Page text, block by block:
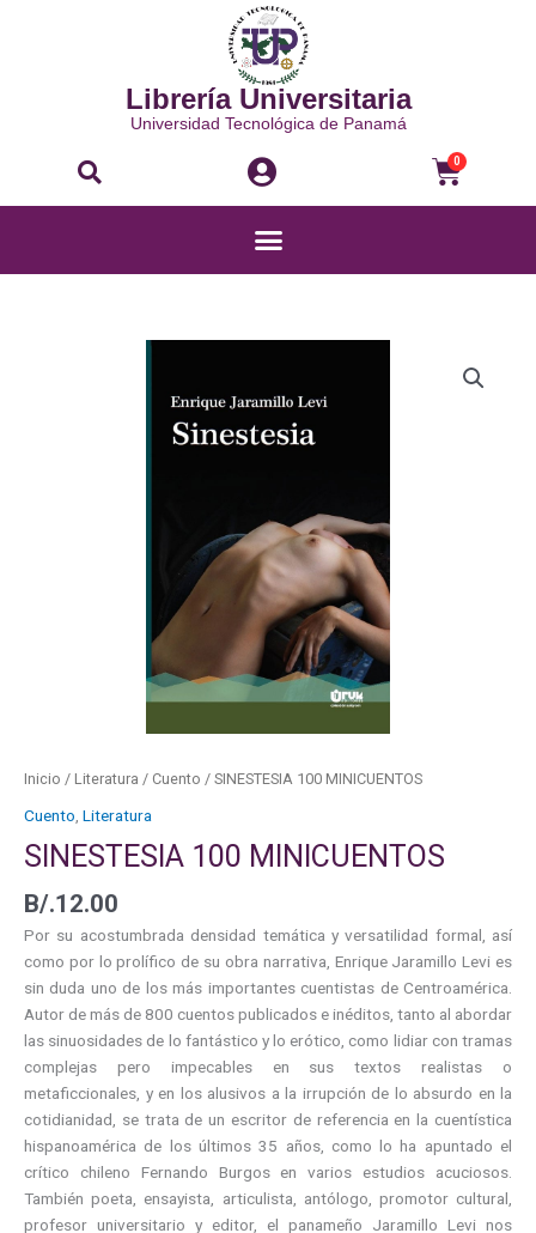
Librería Universitaria
Universidad Tecnológica de Panamá
Buscar 0
Menú
Inicio / Literatura / Cuento / SINESTESIA 100 MINICUENTOS
Cuento Literatura
SINESTESIA 100 MINICUENTOS
B/.12.00
Por su acostumbrada densidad temática y versatilidad formal, así
como por lo prolífico de su obra narrativa, Enrique Jaramillo Levi es
sin duda uno de los más importantes cuentistas de Centroamérica.
Autor de más de 800 cuentos publicados e inéditos, tanto al abordar
las sinuosidades de lo fantástico y lo erótico, como lidiar con tramas
complejas pero impecables en sus textos realistas o
metaficcionales, y en los alusivos a la irrupción de lo absurdo en la
cotidianidad, se trata de un escritor de referencia en la cuentística
hispanoamérica de los últimos 35 años, como lo ha apuntado el
crítico chileno Fernando Burgos en varios estudios acuciosos.
También poeta, ensayista, articulista, antólogo, promotor cultural,
profesor universitario y editor, el panameño Jaramillo Levi nos